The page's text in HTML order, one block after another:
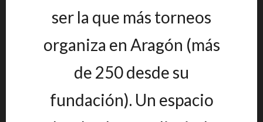
ser la que más torneos
organiza en Aragón (más
de 250 desde su
fundación). Un espacio